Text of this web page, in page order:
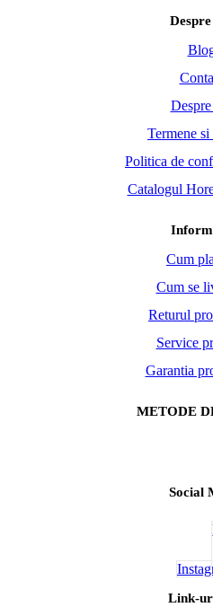
Termene
Politica de
Catalogul
Cum
Cum se
Returul
Service
Garantia
METODE
Social
Link-